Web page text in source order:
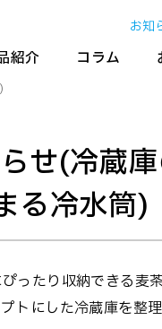
お知
紹介 コラム
せ(冷蔵
る冷水筒)
ったり収納できる麦
トにした冷蔵庫を整